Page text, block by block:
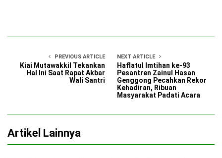
PREVIOUS ARTICLE
Kiai Mutawakkil Tekankan
Hal Ini Saat Rapat Akbar
Wali Santri
NEXT ARTICLE
Haflatul Imtihan ke-93
Pesantren Zainul Hasan
Genggong Pecahkan Rekor
Kehadiran, Ribuan
Masyarakat Padati Acara
Artikel Lainnya